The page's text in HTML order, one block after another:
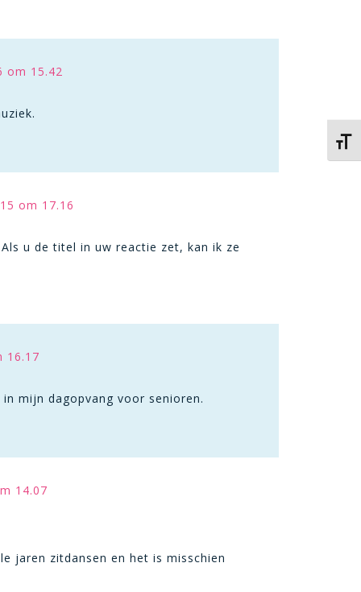
om 15.42
om 17.16
u de titel in uw reactie zet, kan ik ze
16.17
mijn dagopvang voor senioren.
14.07
jaren zitdansen en het is misschien